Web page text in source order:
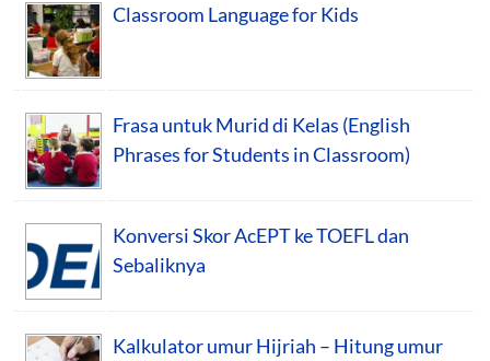
Classroom Language for Kids
Frasa untuk Murid di Kelas (English
Phrases for Students in Classroom)
Konversi Skor AcEPT ke TOEFL dan
Sebaliknya
Kalkulator umur Hijriah – Hitung umur